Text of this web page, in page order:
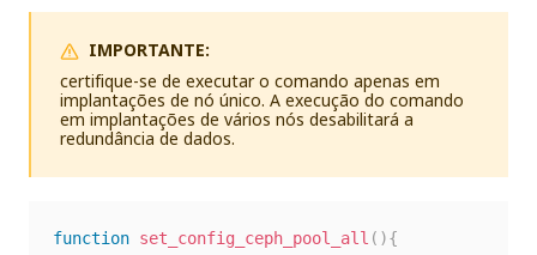
IMPORTANTE:
certifique-se de executar o comando apenas em
implantações de nó único. A execução do comando
em implantações de vários nós desabilitará a
redundância de dados.
function set_config_ceph_pool_all ( ){